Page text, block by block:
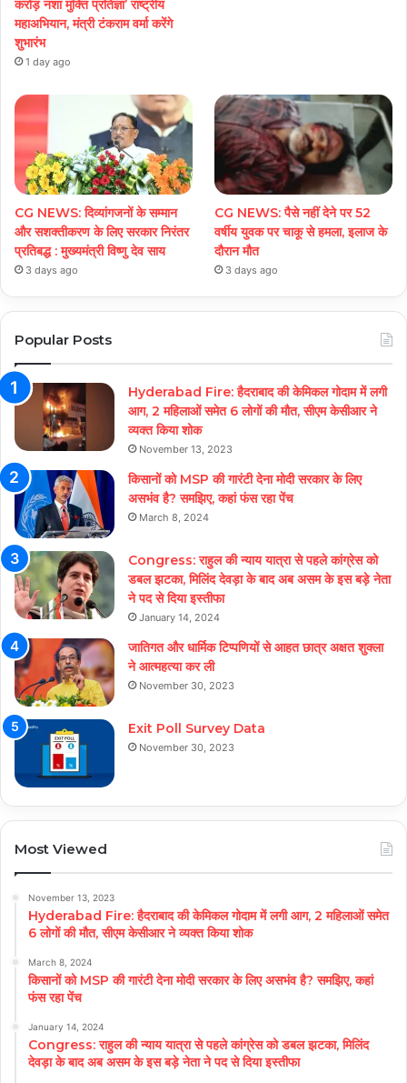
करोड़ नशा मुक्ति प्रतिज्ञा’ राष्ट्रीय
महाअभियान, मंत्री टंकराम वर्मा करेंगे
शुभारंभ
1 day ago
CG NEWS: दिव्यांगजनों के सम्मान
और सशक्तीकरण के लिए सरकार निरंतर
प्रतिबद्ध : मुख्यमंत्री विष्णु देव साय
3 days ago
CG NEWS: पैसे नहीं देने पर 52
वर्षीय युवक पर चाकू से हमला, इलाज के
दौरान मौत
3 days ago
Popular Posts
Hyderabad Fire: हैदराबाद की केमिकल गोदाम में लगी
आग, 2 महिलाओं समेत 6 लोगों की मौत, सीएम केसीआर ने
व्यक्त किया शोक
November 13, 2023
किसानों को MSP की गारंटी देना मोदी सरकार के लिए
असभंव है? समझिए, कहां फंस रहा पेंच
March 8, 2024
Congress: राहुल की न्याय यात्रा से पहले कांग्रेस को
डबल झटका, मिलिंद देवड़ा के बाद अब असम के इस बड़े नेता
ने पद से दिया इस्तीफा
January 14, 2024
जातिगत और धार्मिक टिप्पणियों से आहत छात्र अक्षत शुक्ला
ने आत्महत्या कर ली
November 30, 2023
Exit Poll Survey Data
November 30, 2023
Most Viewed
November 13, 2023
Hyderabad Fire: हैदराबाद की केमिकल गोदाम में लगी आग, 2 महिलाओं समेत
6 लोगों की मौत, सीएम केसीआर ने व्यक्त किया शोक
March 8, 2024
किसानों को MSP की गारंटी देना मोदी सरकार के लिए असभंव है? समझिए, कहां
फंस रहा पेंच
January 14, 2024
Congress: राहुल की न्याय यात्रा से पहले कांग्रेस को डबल झटका, मिलिंद
देवड़ा के बाद अब असम के इस बड़े नेता ने पद से दिया इस्तीफा